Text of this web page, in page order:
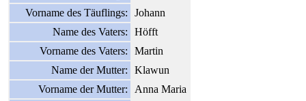
Vorname des Täuflings:
Johann
Name des Vaters:
Höfft
Vorname des Vaters:
Martin
Name der Mutter:
Klawun
Vorname der Mutter:
Anna Maria